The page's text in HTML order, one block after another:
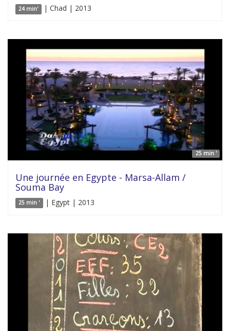
24 min' | Chad | 2013
25 min '
Une journée en Egypte - Marsa-Allam /
Souma Bay
25 min ' | Egypt | 2013